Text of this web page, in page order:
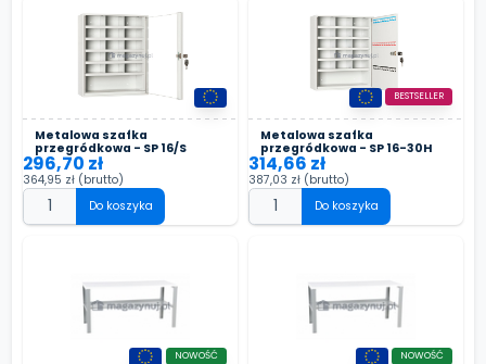
Metalowa szafka
przegródkowa - SP 16/S
296,70 zł
364,95 zł (brutto)
Do koszyka
Metalowa szafka
przegródkowa - SP 16-30H
BESTSELLER
314,66 zł
387,03 zł (brutto)
Do koszyka
NOWOŚĆ NOWOŚĆ